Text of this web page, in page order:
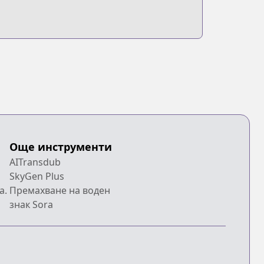
Още инструменти
AITransdub
SkyGen Plus
Премахване на воден
знак Sora